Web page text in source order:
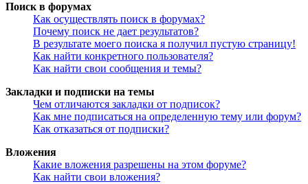
Поиск в форумах
Как осуществлять поиск в форумах?
Почему поиск не дает результатов?
В результате моего поиска я получил пустую страницу!
Как найти конкретного пользователя?
Как найти свои сообщения и темы?
Закладки и подписки на темы
Чем отличаются закладки от подписок?
Как мне подписаться на определенную тему или форум?
Как отказаться от подписки?
Вложения
Какие вложения разрешены на этом форуме?
Как найти свои вложения?